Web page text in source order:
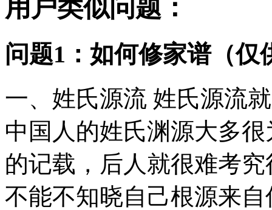
用户类似问题：
问题1：如何修家谱（仅
一、姓氏源流 姓氏源流
中国人的姓氏渊源大多
的记载，后人就很难考
不能不知晓自己根源来